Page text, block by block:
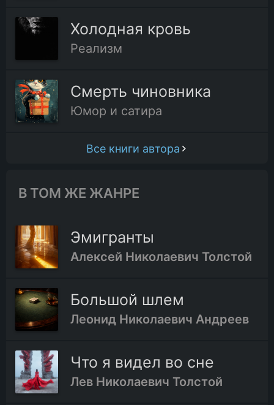
Холодная кровь
Реализм
Смерть чиновника
Юмор и сатира
Все книги автора
В ТОМ ЖЕ ЖАНРЕ
Эмигранты
Алексей Николаевич Толстой
Большой шлем
Леонид Николаевич Андреев
Что я видел во сне
Лев Николаевич Толстой